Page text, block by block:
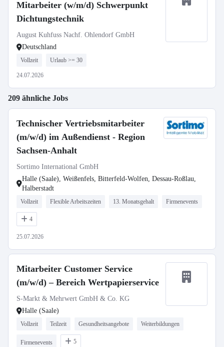
Mitarbeiter (w/m/d) Schwerpunkt
Dichtungstechnik
August Kuhfuss Nachf. Ohlendorf GmbH
Deutschland
Vollzeit Urlaub >= 30
24.07.2026
209 ähnliche Jobs
Technischer Vertriebsmitarbeiter
(m/w/d) im Außendienst - Region
Sachsen-Anhalt
Sortimo International GmbH
Halle (Saale), Weißenfels, Bitterfeld-Wolfen, Dessau-Roßlau,
Halberstadt
Vollzeit Flexible Arbeitszeiten 13. Monatsgehalt Firmenevents
4
25.07.2026
Mitarbeiter Customer Service
(m/w/d) – Bereich Wertpapierservice
S-Markt & Mehrwert GmbH & Co. KG
Halle (Saale)
Vollzeit Teilzeit Gesundheitsangebote Weiterbildungen
Firmenevents 5